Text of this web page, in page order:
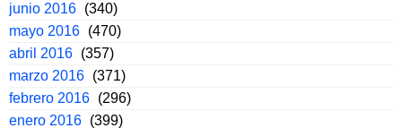
junio 2016 (340)
mayo 2016 (470)
abril 2016 (357)
marzo 2016 (371)
febrero 2016 (296)
enero 2016 (399)